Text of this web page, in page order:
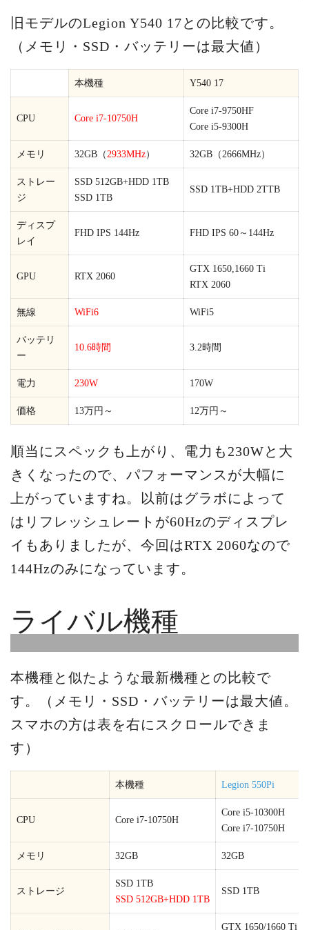
旧モデルのLegion Y540 17との比較です。
（メモリ・SSD・バッテリーは最大値）
本機種 Y540 17
CPU Core i7-10750H
Core i7-9750HF
Core i5-9300H
メモリ 32GB（2933MHz） 32GB（2666MHz）
ストレー
ジ
SSD 512GB+HDD 1TB
SSD 1TB
SSD 1TB+HDD 2TTB
ディスプ
レイ
FHD IPS 144Hz FHD IPS 60～144Hz
GPU RTX 2060
GTX 1650,1660 Ti
RTX 2060
無線 WiFi6 WiFi5
バッテリ
ー
10.6時間 3.2時間
電力 230W 170W
価格 13万円～ 12万円～
順当にスペックも上がり、電力も230Wと大
きくなったので、パフォーマンスが大幅に
上がっていますね。以前はグラボによって
はリフレッシュレートが60Hzのディスプレ
イもありましたが、今回はRTX 2060なので
144Hzのみになっています。
ライバル機種
本機種と似たような最新機種との比較で
す。（メモリ・SSD・バッテリーは最大値。
スマホの方は表を右にスクロールできま
す）
本機種 Legion 550Pi
CPU Core i7-10750H
Core i5-10300H
Core i7-10750H
メモリ 32GB 32GB
ストレージ
SSD 1TB
SSD 512GB+HDD 1TB
SSD 1TB
GTX 1650/1660 Ti